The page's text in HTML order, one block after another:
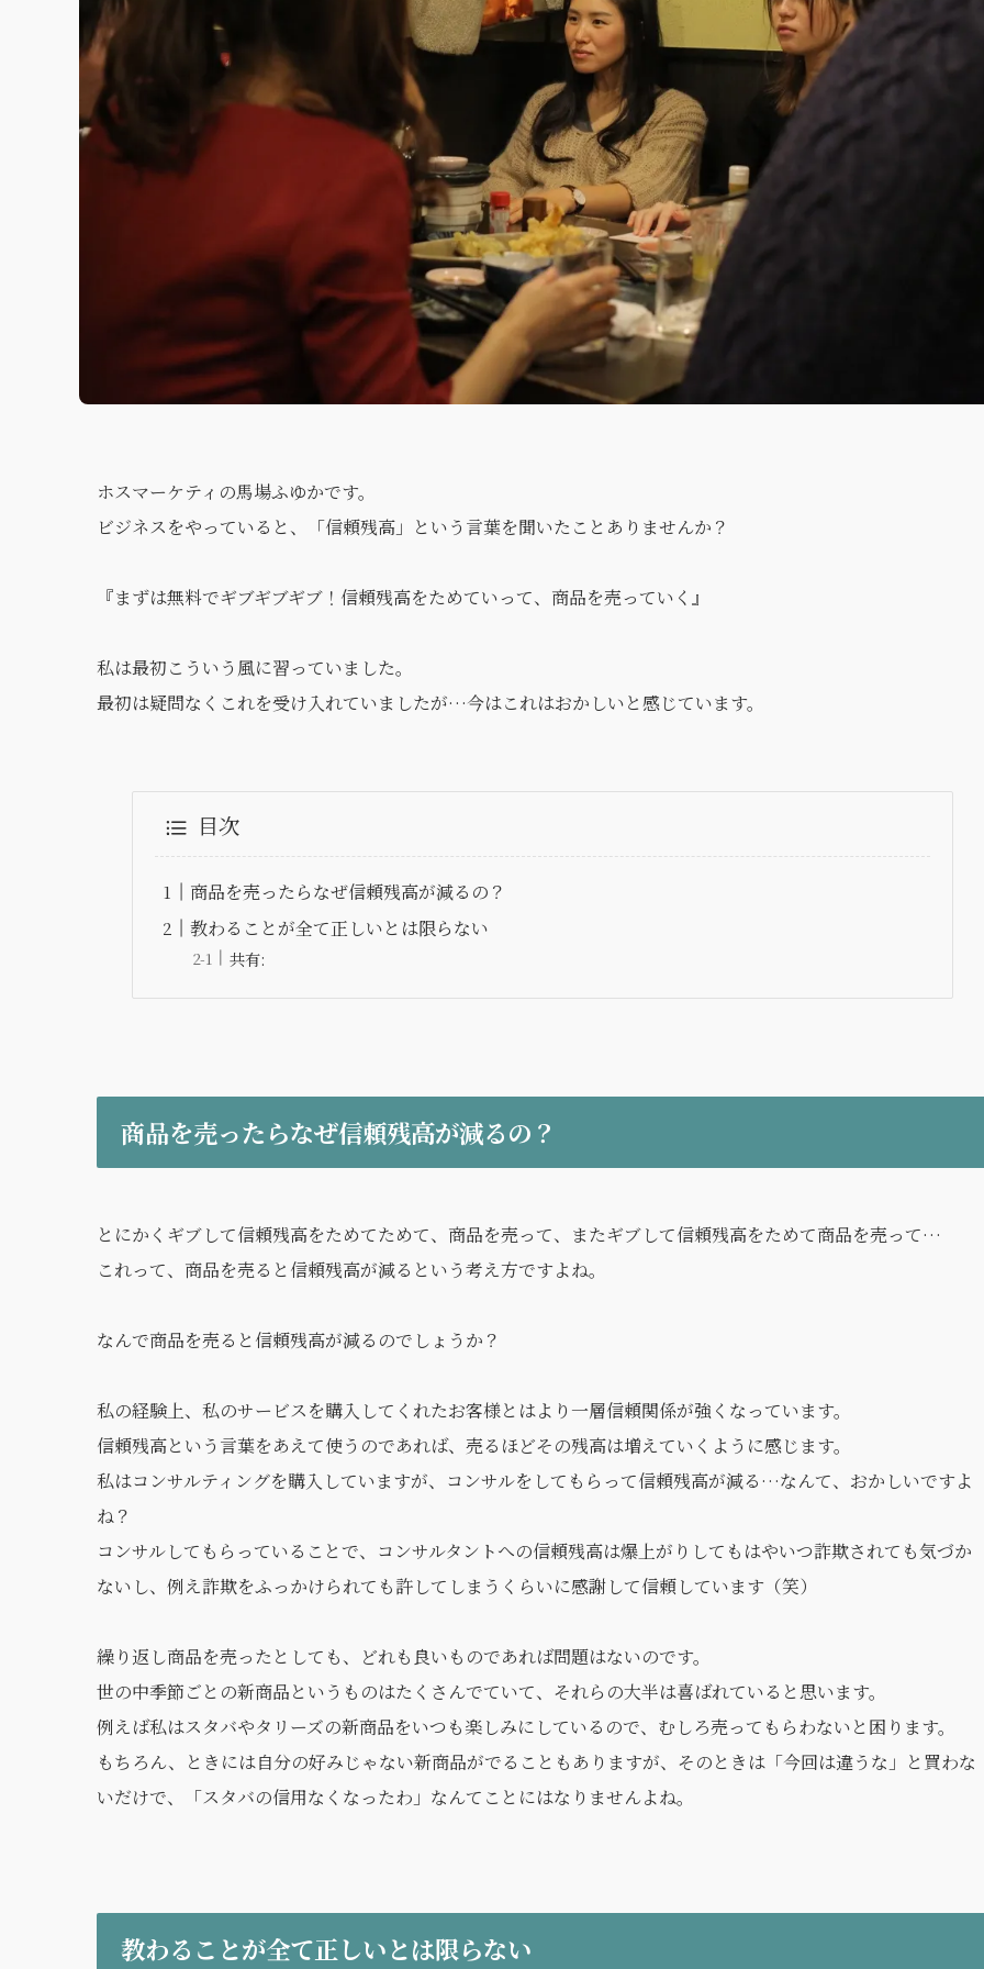
ホスマーケティの馬場ふゆかです。
ビジネスをやっていると、「信頼残高」という言葉を聞いたことありませんか？
『まずは無料でギブギブギブ！信頼残高をためていって、商品を売っていく』
私は最初こういう風に習っていました。
最初は疑問なくこれを受け入れていましたが…今はこれはおかしいと感じています。
目次
商品を売ったらなぜ信頼残高が減るの？
教わることが全て正しいとは限らない
共有:
商品を売ったらなぜ信頼残高が減るの？
とにかくギブして信頼残高をためてためて、商品を売って、またギブして信頼残高をためて商品を売って…
これって、商品を売ると信頼残高が減るという考え方ですよね。
なんで商品を売ると信頼残高が減るのでしょうか？
私の経験上、私のサービスを購入してくれたお客様とはより一層信頼関係が強くなっています。
信頼残高という言葉をあえて使うのであれば、売るほどその残高は増えていくように感じます。
私はコンサルティングを購入していますが、コンサルをしてもらって信頼残高が減る…なんて、おかしいですよ
ね？
コンサルしてもらっていることで、コンサルタントへの信頼残高は爆上がりしてもはやいつ詐欺されても気づか
ないし、例え詐欺をふっかけられても許してしまうくらいに感謝して信頼しています（笑）
繰り返し商品を売ったとしても、どれも良いものであれば問題はないのです。
世の中季節ごとの新商品というものはたくさんでていて、それらの大半は喜ばれていると思います。
例えば私はスタバやタリーズの新商品をいつも楽しみにしているので、むしろ売ってもらわないと困ります。
もちろん、ときには自分の好みじゃない新商品がでることもありますが、そのときは「今回は違うな」と買わな
いだけで、「スタバの信用なくなったわ」なんてことにはなりませんよね。
教わることが全て正しいとは限らない